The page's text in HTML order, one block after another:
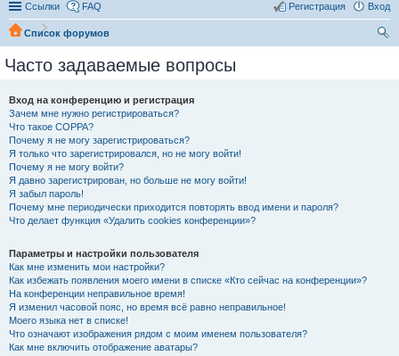
Ссылки FAQ Вход
Регистрация
Список форумов
Часто задаваемые вопросы
Вход на конференцию и регистрация
Зачем мне нужно регистрироваться?
Что такое COPPA?
Почему я не могу зарегистрироваться?
Я только что зарегистрировался, но не могу войти!
Почему я не могу войти?
Я давно зарегистрирован, но больше не могу войти!
Я забыл пароль!
Почему мне периодически приходится повторять ввод имени и пароля?
Что делает функция «Удалить cookies конференции»?
Параметры и настройки пользователя
Как мне изменить мои настройки?
Как избежать появления моего имени в списке «Кто сейчас на конференции»?
На конференции неправильное время!
Я изменил часовой пояс, но время всё равно неправильное!
Моего языка нет в списке!
Что означают изображения рядом с моим именем пользователя?
Как мне включить отображение аватары?